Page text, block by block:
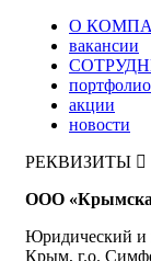
О
вакансии
портфолио
акции
новости
РЕКВИЗИТЫ
ООО
Юридический и
Крым, г.о.